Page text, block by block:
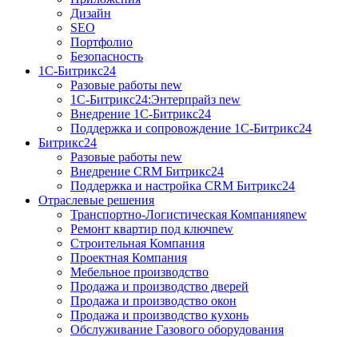
Дизайн
SEO
Портфолио
Безопасность
1C-Битрикс24
Разовые работы new
1С-Битрикс24:Энтерпрайз new
Внедрение 1C-Битрикс24
Поддержка и сопровождение 1С-Битрикс24
Битрикс24
Разовые работы new
Внедрение CRM Битрикс24
Поддержка и настройка CRM Битрикс24
Отраслевые решения
Транспортно-Логистическая Компанияnew
Ремонт квартир под ключnew
Строительная Компания
Проектная Компания
Мебельное производство
Продажа и производство дверей
Продажа и производство окон
Продажа и производство кухонь
Обслуживание Газового оборудования